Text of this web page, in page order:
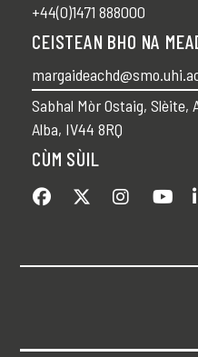
+44(0)1471 888000
CEISTEAN BHO NA
Sabhal Mòr Ostaig,
Alba, IV44 8RQ
CÙM SÙIL